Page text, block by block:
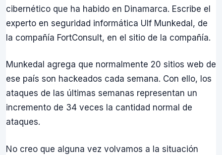
cibernético que ha habido en Dinamarca. Escribe el
experto en seguridad informática Ulf Munkedal, de
la compañía FortConsult, en el sitio de la compañía.
Munkedal agrega que normalmente 20 sitios web de
ese país son hackeados cada semana. Con ello, los
ataques de las últimas semanas representan un
incremento de 34 veces la cantidad normal de
ataques.
No creo que alguna vez volvamos a la situación